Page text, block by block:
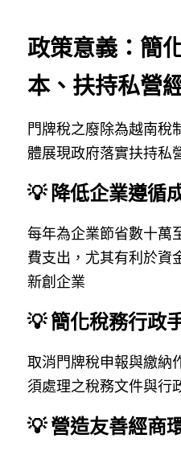
政策意義：簡
本、扶持私營
門牌稅之廢除為越南稅
體展現政府落實扶持私
💡 降低企業遵循
每年為企業節省數十萬
費支出，尤其有利於資
新創企業
💡 簡化稅務行政
取消門牌稅申報與繳納
須處理之稅務文件與行
💡 營造友善經商